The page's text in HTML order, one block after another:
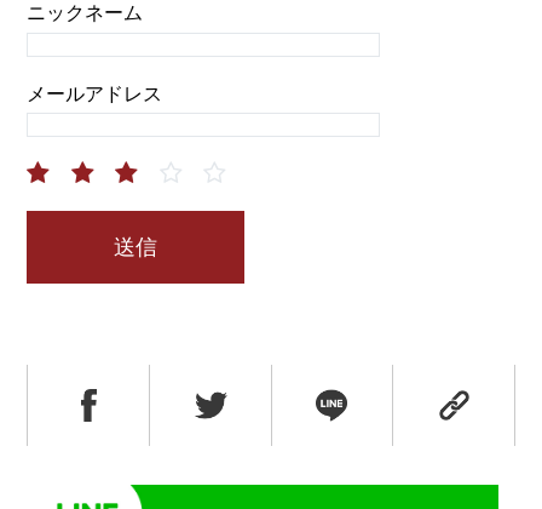
ニックネーム
メールアドレス